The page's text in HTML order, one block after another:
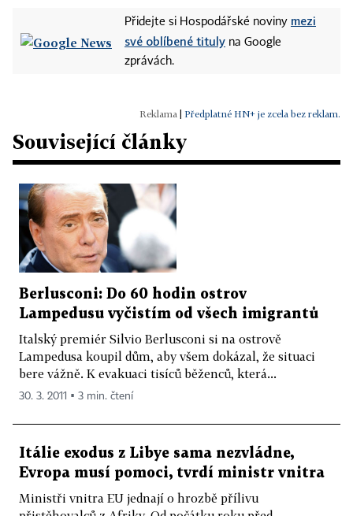
Přidejte si Hospodářské noviny mezi
své oblíbené tituly na Google
zprávách.
Předplatné HN+ je zcela bez reklam.
Související články
Berlusconi: Do 60 hodin ostrov
Lampedusu vyčistím od všech imigrantů
Italský premiér Silvio Berlusconi si na ostrově
Lampedusa koupil dům, aby všem dokázal, že situaci
bere vážně. K evakuaci tisíců běženců, která...
30. 3. 2011 ▪ 3 min. čtení
Itálie exodus z Libye sama nezvládne,
Evropa musí pomoci, tvrdí ministr vnitra
Ministři vnitra EU jednají o hrozbě přílivu